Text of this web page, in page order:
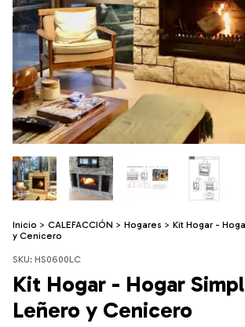
Inicio > CALEFACCIÓN > Hogares > Kit Hogar -
y Cenicero
SKU: HS0600LC
Kit Hogar - Hogar
Leñero y Cenicero